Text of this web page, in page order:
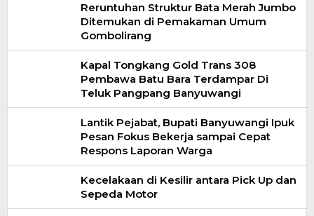
Reruntuhan Struktur Bata Merah Jumbo
Ditemukan di Pemakaman Umum
Gombolirang
Kapal Tongkang Gold Trans 308
Pembawa Batu Bara Terdampar Di
Teluk Pangpang Banyuwangi
Lantik Pejabat, Bupati Banyuwangi Ipuk
Pesan Fokus Bekerja sampai Cepat
Respons Laporan Warga
Kecelakaan di Kesilir antara Pick Up dan
Sepeda Motor